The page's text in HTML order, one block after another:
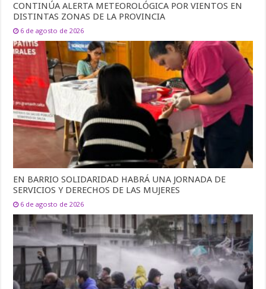
CONTINÚA ALERTA METEOROLÓGICA POR VIENTOS EN
DISTINTAS ZONAS DE LA PROVINCIA
6 de agosto de 2026
EN BARRIO SOLIDARIDAD HABRÁ UNA JORNADA DE
SERVICIOS Y DERECHOS DE LAS MUJERES
6 de agosto de 2026